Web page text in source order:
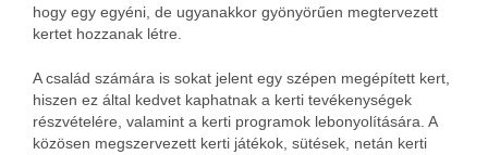
hogy egy egyéni, de ugyanakkor gyönyörűen megtervezett
kertet hozzanak létre.
A család számára is sokat jelent egy szépen megépített kert,
hiszen ez által kedvet kaphatnak a kerti tevékenységek
részvételére, valamint a kerti programok lebonyolítására. A
közösen megszervezett kerti játékok, sütések, netán kerti